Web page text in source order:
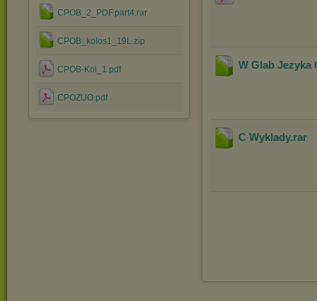
CPOB_2_PDF.part4.rar
CPOB_kolos1_19L.zip
CPOB-Kol_1.pdf
CPOZUO.pdf
W Glab Jezyka
C Wyklady.rar